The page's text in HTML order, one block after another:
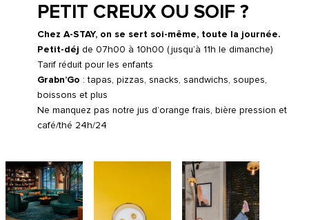
PETIT CREUX OU SOIF ?
Chez A-STAY, on se sert soi-même, toute la journée.
Petit-déj de 07h00 à 10h00 (jusqu’à 11h le dimanche)
Tarif réduit pour les enfants
Grabn’Go : tapas, pizzas, snacks, sandwichs, soupes,
boissons et plus
Ne manquez pas notre jus d’orange frais, bière pression et
café/thé 24h/24